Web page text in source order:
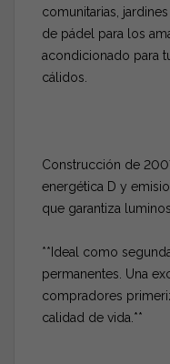
comunitarias,
de pádel para los
acondicionado para
cálidos.
Construcción de
energética D y
que garantiza
**Ideal como
permanentes. Una
compradores
calidad de vida.**